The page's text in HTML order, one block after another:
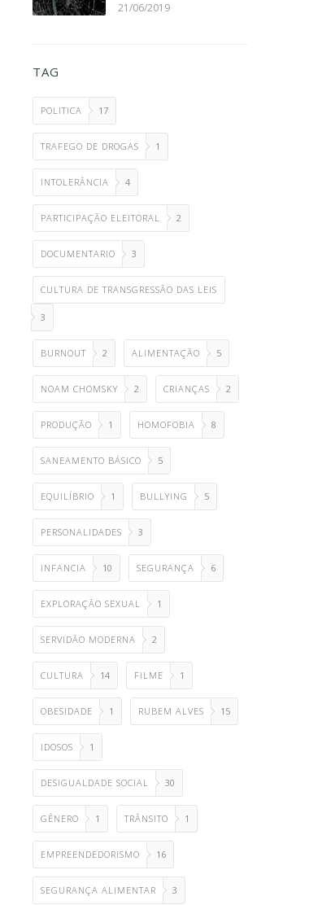
21/06/2019
TAG
POLITICA 17
TRAFEGO DE DROGAS 1
INTOLERÂNCIA 4
PARTICIPAÇÃO ELEITORAL 2
DOCUMENTARIO 3
CULTURA DE TRANSGRESSÃO DAS LEIS
3
BURNOUT 2 ALIMENTAÇÃO 5
NOAM CHOMSKY 2 CRIANÇAS 2
PRODUÇÃO 1 HOMOFOBIA 8
SANEAMENTO BÁSICO 5
EQUILÍBRIO 1 BULLYING 5
PERSONALIDADES 3
INFANCIA 10 SEGURANÇA 6
EXPLORAÇÃO SEXUAL 1
SERVIDÃO MODERNA 2
CULTURA 14 FILME 1
OBESIDADE 1 RUBEM ALVES 15
IDOSOS 1
DESIGUALDADE SOCIAL 30
GÊNERO 1 TRÂNSITO 1
EMPREENDEDORISMO 16
SEGURANÇA ALIMENTAR 3